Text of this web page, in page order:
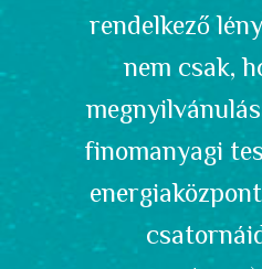
rendelkező
nem csak,
finomanyagi